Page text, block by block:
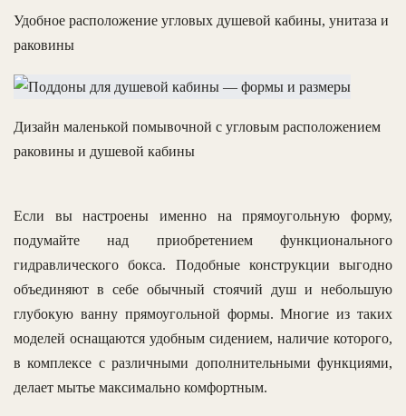
Удобное расположение угловых душевой кабины, унитаза и
раковины
Дизайн маленькой помывочной с угловым расположением
раковины и душевой кабины
Если вы настроены именно на прямоугольную форму,
подумайте над приобретением функционального
гидравлического бокса. Подобные конструкции выгодно
объединяют в себе обычный стоячий душ и небольшую
глубокую ванну прямоугольной формы. Многие из таких
моделей оснащаются удобным сидением, наличие которого,
в комплексе с различными дополнительными функциями,
делает мытье максимально комфортным.